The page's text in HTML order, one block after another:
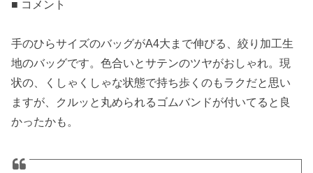
■ コメント
手のひらサイズのバッグがA4大まで伸びる、絞り加工生
地のバッグです。色合いとサテンのツヤがおしゃれ。現
状の、くしゃくしゃな状態で持ち歩くのもラクだと思い
ますが、クルッと丸められるゴムバンドが付いてると良
かったかも。